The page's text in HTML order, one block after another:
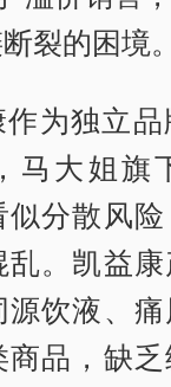
裂的困境。
为独立
马大姐旗
分散风
。凯益
饮液、
品，缺